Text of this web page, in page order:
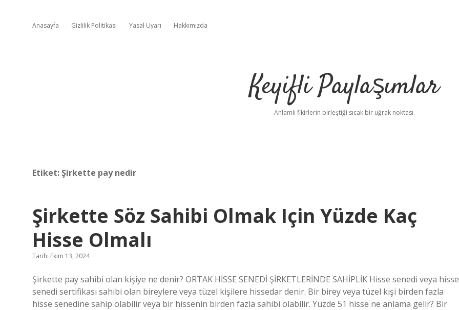
Anasayfa Gizlilik Politikası Yasal Uyarı Hakkımızda
Keyifli Paylaşımlar
Anlamlı fikirlerin birleştiği sıcak bir uğrak noktası.
Etiket:Şirkette pay nedir
Şirkette Söz Sahibi Olmak Için Yüzde Kaç
Hisse Olmalı
Tarih: Ekim 13, 2024
Şirkette pay sahibi olan kişiye ne denir? ORTAK HİSSE SENEDİ ŞİRKETLERİNDE SAHİPLİK Hisse senedi veya hisse
senedi sertifikası sahibi olan bireylere veya tüzel kişilere hissedar denir. Bir birey veya tüzel kişi birden fazla
hisse senedine sahip olabilir veya bir hissenin birden fazla sahibi olabilir. Yüzde 51 hisse ne anlama gelir? Bir